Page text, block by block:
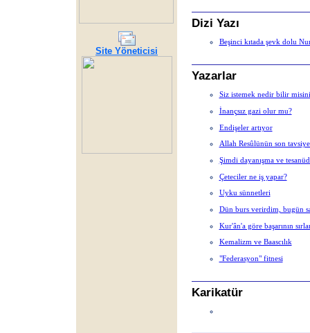
Site Yöneticisi
Dizi Yazı
Beşinci kıtada şevk dolu
Yazarlar
Siz istemek nedir bilir
İnançsız gazi olur mu?
Endişeler artıyor
Allah Resûlünün son
Şimdi dayanışma ve
Çeteciler ne iş yapar?
Uyku sünnetleri
Dün burs verirdim, bugün
Kur'ân'a göre başarının
Kemalizm ve Baascılık
"Federasyon" fitnesi
Karikatür